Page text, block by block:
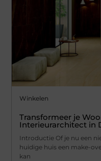
Winkelen
Transformeer je
Interieurarchitect in
Introductie Of je nu een
huidige huis een make-
kan